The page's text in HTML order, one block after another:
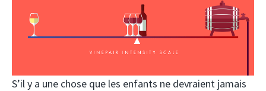
S’il y a une chose que les enfants ne devraient jamais